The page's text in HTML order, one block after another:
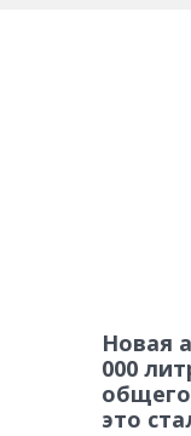
Новая
000
это